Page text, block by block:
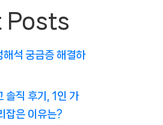
Posts
해석 궁금증 해결하
솔직 후기, 1인 가
잡은 이유는?